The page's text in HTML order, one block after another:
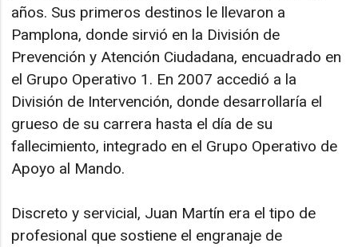
años. Sus primeros destinos le llevaron a
Pamplona, donde sirvió en la División de
Prevención y Atención Ciudadana, encuadrado en
el Grupo Operativo 1. En 2007 accedió a la
División de Intervención, donde desarrollaría el
grueso de su carrera hasta el día de su
fallecimiento, integrado en el Grupo Operativo de
Apoyo al Mando.
Discreto y servicial, Juan Martín era el tipo de
profesional que sostiene el engranaje de